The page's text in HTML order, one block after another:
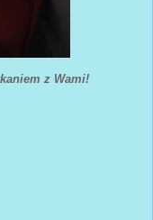
z Wami!